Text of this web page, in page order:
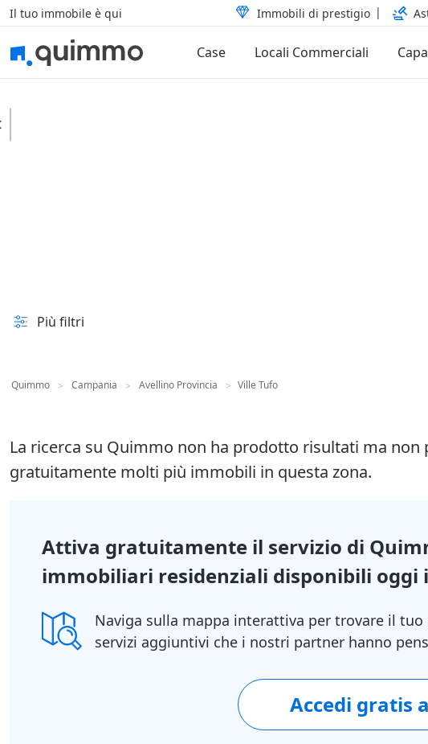
Il tuo immobile è qui Immobili di prestigio
Case Locali Commerciali
Più filtri
Quimmo > Campania > Avellino Provincia > Ville Tufo
La ricerca su Quimmo non ha prodotto risultati ma non
gratuitamente molti più immobili in questa zona.
Attiva gratuitamente il servizio di
immobiliari residenziali disponibili oggi
Naviga sulla mappa interattiva per trovare il
servizi aggiuntivi che i nostri partner hanno
Accedi gratis